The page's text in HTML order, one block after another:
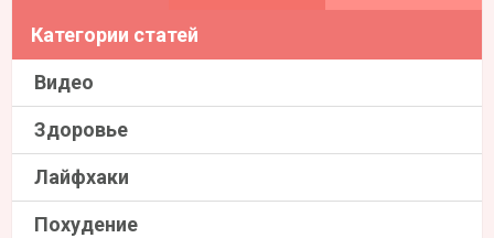
Категории статей
Видео
Здоровье
Лайфхаки
Похудение